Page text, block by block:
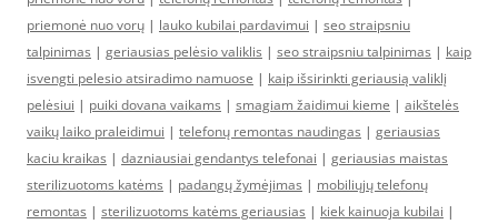
priemonė nuo vorų | lauko kubilai pardavimui | seo straipsniu
talpinimas | geriausias pelėsio valiklis | seo straipsniu talpinimas | kaip
isvengti pelesio atsiradimo namuose | kaip išsirinkti geriausią valiklį
pelėsiui | puiki dovana vaikams | smagiam žaidimui kieme | aikštelės
vaikų laiko praleidimui | telefonų remontas naudingas | geriausias
kaciu kraikas | dazniausiai gendantys telefonai | geriausias maistas
sterilizuotoms katėms | padangų žymėjimas | mobiliųjų telefonų
remontas | sterilizuotoms katėms geriausias | kiek kainuoja kubilai |